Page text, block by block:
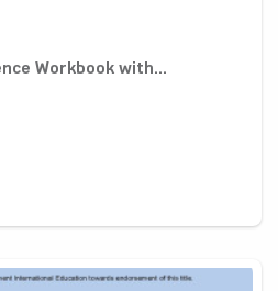
Workbook with...